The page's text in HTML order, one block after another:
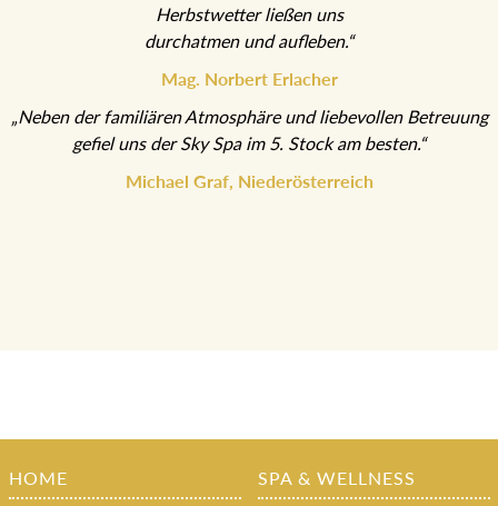
Herbstwetter ließen uns
durchatmen und aufleben.“
Mag. Norbert Erlacher
„Neben der familiären Atmosphäre und liebevollen Betreuung
gefiel uns der Sky Spa im 5. Stock am besten.“
Michael Graf, Niederösterreich
HOME SPA & WELLNESS